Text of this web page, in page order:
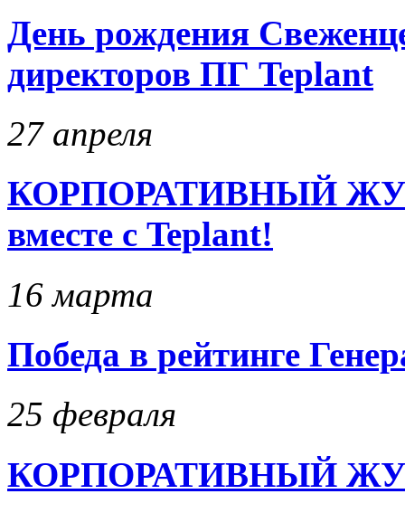
День рождения
директоров ПГ Teplant
27 апреля
КОРПОРАТИВНЫЙ
вместе с Teplant!
16 марта
Победа в рейтинге
25 февраля
КОРПОРАТИВНЫЙ